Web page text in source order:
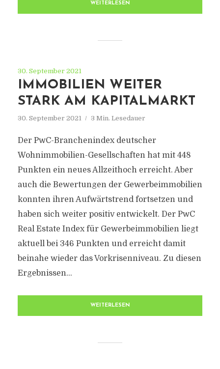
WEITERLESEN
30. September 2021
IMMOBILIEN WEITER
STARK AM KAPITALMARKT
30. September 2021 3 Min. Lesedauer
Der PwC-Branchenindex deutscher
Wohnimmobilien-Gesellschaften hat mit 448
Punkten ein neues Allzeithoch erreicht. Aber
auch die Bewertungen der Gewerbeimmobilien
konnten ihren Aufwärtstrend fortsetzen und
haben sich weiter positiv entwickelt. Der PwC
Real Estate Index für Gewerbeimmobilien liegt
aktuell bei 346 Punkten und erreicht damit
beinahe wieder das Vorkrisenniveau. Zu diesen
Ergebnissen...
WEITERLESEN